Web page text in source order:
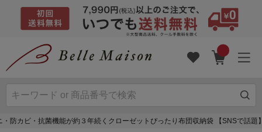
・防カビ・抗菌機能が約３年続くクローゼットぴったり布団収納袋 【SNSで話題